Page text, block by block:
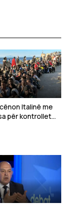
Italinë me
për kontrollet